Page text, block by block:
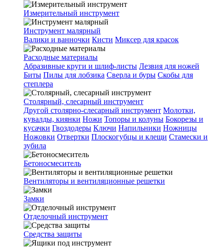
Измерительный инструмент
Инструмент малярный
Валики и ванночки Кисти Миксер для красок
Расходные материалы
Абразивные круги и шлиф-листы Лезвия для ножей
Биты Пилы для лобзика Сверла и буры Скобы для
степлера
Столярный, слесарный инструмент
Другой столярно-слесарный инструмент Молотки,
кувалды, киянки Ножи Топоры и колуны Бокорезы и
кусачки Гвоздодеры Ключи Напильники Ножницы
Ножовки Отвертки Плоскогубцы и клещи Стамески и
зубила
Бетоносмеситель
Вентиляторы и вентиляционные решетки
Замки
Отделочный инструмент
Средства защиты